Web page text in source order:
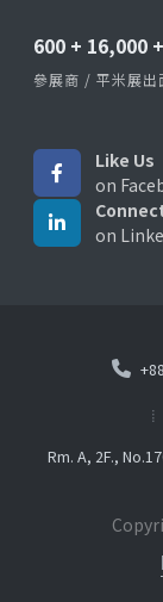
600 + 16,000 +
參展商 / 平米展出
Like Us
on
on
Rm. A, 2F.,